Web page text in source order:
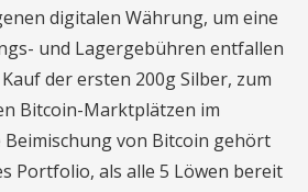
digitalen Währung, um eine
und Lagergebühren entfallen
der ersten 200g Silber, zum
Bitcoin-Marktplätzen im
Beimischung von Bitcoin gehört
Portfolio, als alle 5 Löwen bereit